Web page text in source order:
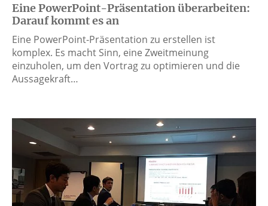
Eine PowerPoint-Präsentation überarbeiten:
Darauf kommt es an
Eine PowerPoint-Präsentation zu erstellen ist
komplex. Es macht Sinn, eine Zweitmeinung
einzuholen, um den Vortrag zu optimieren und die
Aussagekraft…